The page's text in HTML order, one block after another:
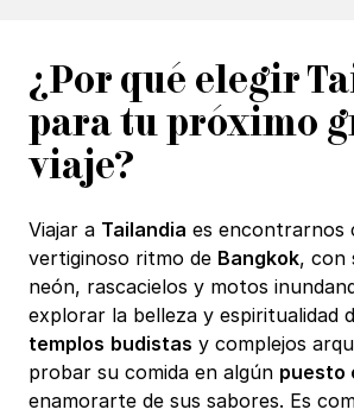
¿Por qué elegir
para tu próximo
viaje?
Viajar a Tailandia es encontrarnos
vertiginoso ritmo de Bangkok, con
neón, rascacielos y motos
explorar la belleza y espiritualidad
templos budistas y complejos
probar su comida en algún puesto
enamorarte de sus sabores. Es